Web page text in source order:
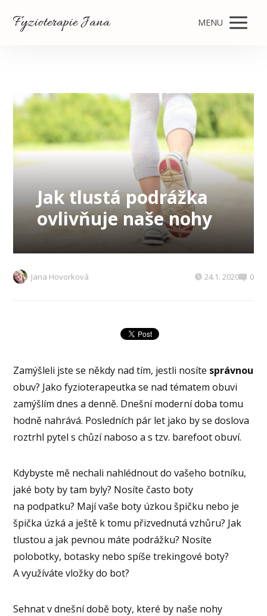
Fyzioterapie Jana MENU
Jak tlustá podrážka
ovlivňuje naše nohy
Jana Hovorková 24.1. 2020 0
Zamýšleli jste se někdy nad tím, jestli nosíte správnou
obuv? Jako fyzioterapeutka se nad tématem obuvi
zamýšlím dnes a denně. Dnešní moderní doba tomu
hodně nahrává. Posledních pár let jako by se doslova
roztrhl pytel s chůzí naboso a s tzv. barefoot obuví.
Kdybyste mě nechali nahlédnout do vašeho botníku,
jaké boty by tam byly? Nosíte často boty
na podpatku? Mají vaše boty úzkou špičku nebo je
špička úzká a ještě k tomu přizvednutá vzhůru? Jak
tlustou a jak pevnou máte podrážku? Nosíte
polobotky, botasky nebo spíše trekingové boty?
A využíváte vložky do bot?
Sehnat v dnešní době boty, které by naše nohy